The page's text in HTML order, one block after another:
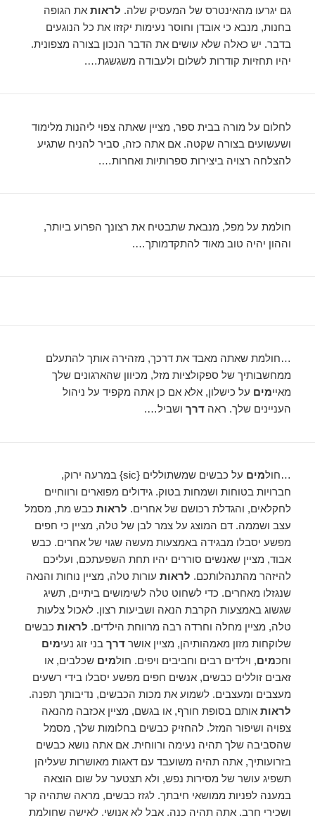
גם יגרעו מהאינטרס של המעסיק שלה. לראות את הגופה
בחנות, מנבא כי אובדן וחוסר נעימות יקזזו את כל הנוגעים
בדבר. יש כאלה שלא עושים את הדבר הנכון בצורה מצפונית.
יהיו תחזיות קודרות לשלום ולעבודה משגשגת….
לחלום על מורה בבית ספר, מציין שאתה צפוי ליהנות מלימוד
ושעשועים בצורה שקטה. אם אתה כזה, סביר להניח שתגיע
להצלחה רצויה ביצירות ספרותיות ואחרות….
חולמת על מפל, מנבאת שתבטיח את רצונך הפרוע ביותר,
וההון יהיה טוב מאוד להתקדמותך….
…חולמת שאתה מאבד את דרכך, מזהירה אותך להתעלם
ממחשבותיך של ספקולציות מזל, מכיוון שהארגונים שלך
מאיימים על כישלון, אלא אם כן אתה מקפיד על ניהול
העניינים שלך. ראהדרך ושביל….
…חולמים
על כבשים שמשתוללים {sic} במרעה ירוק,
חברויות בטוחות ושמחות בטוק. גידולים מפוארים ורווחיים
לחקלאים, והגדלת רכושם של אחרים. לראות כבש מת, מסמל
עצב ושממה. דם המוצג על צמר לבן של טלה, מציין כי חפים
מפשע יסבלו מבגידה באמצעות מעשה שגוי של אחרים. כבש
אבוד, מציין שאנשים סוררים יהיו תחת השפעתכם, ועליכם
להיזהר מהתנהלותכם. לראות עורות טלה, מציין נוחות והנאה
שנגזלו מאחרים. כדי לשחוט טלה לשימושים ביתיים, תשיג
שגשוג באמצעות הקרבת הנאה ושביעות רצון. לאכול צלעות
טלה, מציין מחלה וחרדה רבה מרווחת הילדים. לראות כבשים
שלוקחות מזון מאמהותיהן, מציין אושרדרך בני זוג נעימים
וחכמים, וילדים רבים וחביבים ויפים. חולמים שכלבים, או
זאבים זוללים כבשים, אנשים חפים מפשע יסבלו בידי רשעים
מעצבים ומעצבים. לשמוע את מכות הכבשים, נדיבותך תפנה.
לראות אותם בסופת חורף, או בגשם, מציין אכזבה מהנאה
צפויה ושיפור המזל. להחזיק כבשים בחלומות שלך, מסמל
שהסביבה שלך תהיה נעימה ורווחית. אם אתה נושא כבשים
בזרועותיך, אתה תהיה משועבד עם דאגות מאושרות שעליהן
תשפיג עושר של מסירות נפש, ולא תצטער על שום הוצאה
במענה לפניות ממושאי חיבתך. לגזז כבשים, מראה שתהיה קר
ושכירי חרב. אתה תהיה כנה, אבל לא אנושי. לאישה שחולמת